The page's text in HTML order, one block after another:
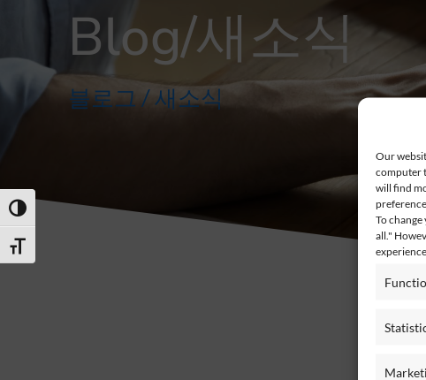
Our
computer
will find
To
all."
experience.
Toggle High Contrast
Toggle Font size
Blog/새소식
블로그 / 새소식